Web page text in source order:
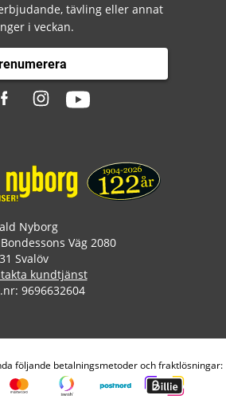
tävling eller annat
i veckan.
Nyborg
Väg 2080
Svalöv
kundtjänst
9696632604
följande betalningsmetoder och fraktlösningar: